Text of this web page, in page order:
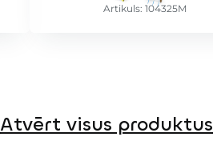
Artikuls: 104325M
Atvērt visus produktus